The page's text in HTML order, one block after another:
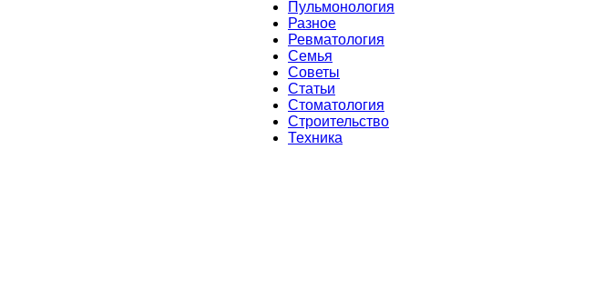
Пульмонология
Разное
Ревматология
Семья
Советы
Статьи
Стоматология
Строительство
Техника